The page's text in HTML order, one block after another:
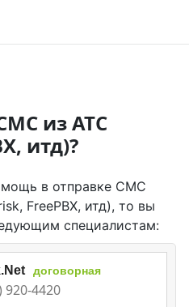
из АТС
итд)?
в отправке СМС
FreePBX, итд), то вы
специалистам:
договорная
920-4420